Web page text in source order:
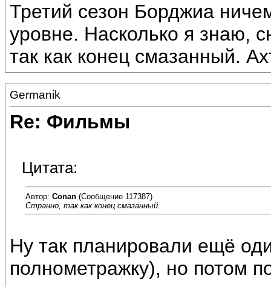
Третий сезон Борджиа
уровне. Насколько я знаю,
так как конец смазанный.
Germanik
Re: Фильмы
Цитата:
Автор: Conan (Сообщение 117387)
Странно, так как конец смазанный.
Ну так планировали ещё
полнометражку), но потом